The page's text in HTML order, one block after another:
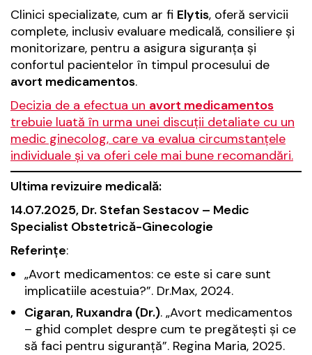
Clinici specializate, cum ar fi Elytis, oferă servicii
complete, inclusiv evaluare medicală, consiliere și
monitorizare, pentru a asigura siguranța și
confortul pacientelor în timpul procesului de
avort medicamentos.
Decizia de a efectua un avort medicamentos
trebuie luată în urma unei discuții detaliate cu un
medic ginecolog, care va evalua circumstanțele
individuale și va oferi cele mai bune recomandări.
Ultima revizuire medicală:
14.07.2025, Dr. Stefan Sestacov – Medic
Specialist Obstetrică-Ginecologie
Referințe:
„Avort medicamentos: ce este si care sunt
implicatiile acestuia?”. Dr.Max, 2024.
Cigaran, Ruxandra (Dr.). „Avort medicamentos
– ghid complet despre cum te pregătești și ce
să faci pentru siguranță”. Regina Maria, 2025.